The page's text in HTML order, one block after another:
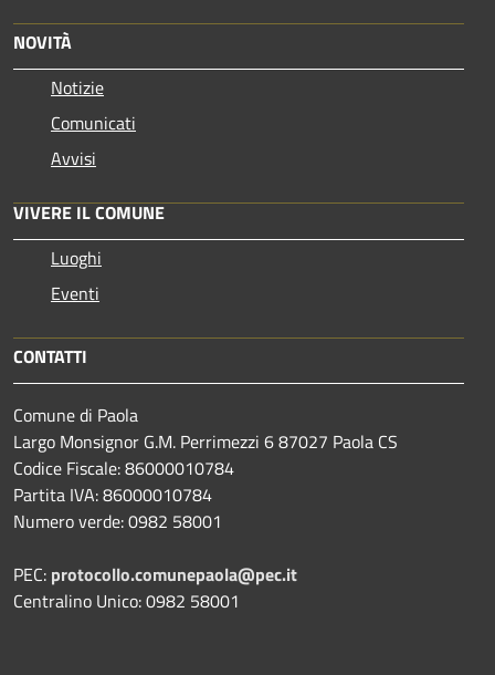
NOVITÀ
Notizie
Comunicati
Avvisi
VIVERE IL COMUNE
Luoghi
Eventi
CONTATTI
Comune di Paola
Largo Monsignor G.M. Perrimezzi 6 87027 Paola CS
Codice Fiscale: 86000010784
Partita IVA: 86000010784
Numero verde: 0982 58001
PEC: protocollo.comunepaola@pec.it
Centralino Unico: 0982 58001